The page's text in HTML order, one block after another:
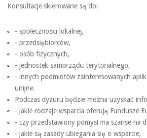
Konsultacje skierowane są do:
- społeczności lokalnej,
- przedsiębiorców,
- osób fizycznych,
- jednostek samorządu terytorialnego,
- innych podmiotów zainteresowanych
unijne.
Podczas dyżuru będzie można uzyskać
- jakie rodzaje wsparcia oferują Fundusze
- czy przedstawiony pomysł ma szanse na
- jakie są zasady ubiegania się o wsparcie,